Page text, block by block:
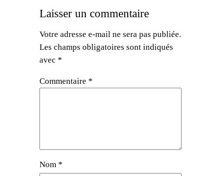
Laisser un commentaire
Votre adresse e-mail ne sera pas publiée.
Les champs obligatoires sont indiqués
avec *
Commentaire *
Nom *